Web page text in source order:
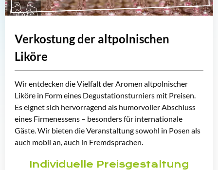
Verkostung der altpolnischen
Liköre
Wir entdecken die Vielfalt der Aromen altpolnischer
Liköre in Form eines Degustationsturniers mit Preisen.
Es eignet sich hervorragend als humorvoller Abschluss
eines Firmenessens – besonders für internationale
Gäste. Wir bieten die Veranstaltung sowohl in Posen als
auch mobil an, auch in Fremdsprachen.
Individuelle Preisgestaltung